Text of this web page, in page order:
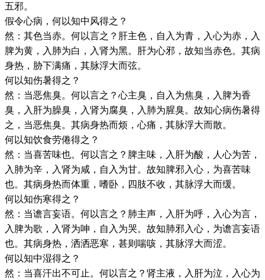
五邪。
假令心病，何以知中风得之？
然：其色当赤。何以言之？肝主色，自入为青，入心为赤，入
脾为黄，入肺为白，入肾为黑。肝为心邪，故知当赤色。其病
身热，胁下满痛，其脉浮大而弦。
何以知伤暑得之？
然：当恶焦臭。何以言之？心主臭，自入为焦臭，入脾为香
臭，入肝为臊臭，入肾为腐臭，入肺为腥臭。故知心病伤暑得
之，当恶焦臭。其病身热而烦，心痛，其脉浮大而散。
何以知饮食劳倦得之？
然：当喜苦味也。何以言之？脾主味，入肝为酸，人心为苦，
入肺为辛，入肾为咸，自入为甘。故知脾邪入心，为喜苦味
也。其病身热而体重，嗜卧，四肢不收，其脉浮大而缓。
何以知伤寒得之？
然：当谵言妄语。何以言之？肺主声，入肝为呼，入心为言，
入脾为歌，入肾为呻，自入为哭。故知肺邪入心，为谵言妄语
也。其病身热，洒洒恶寒，甚则喘咳，其脉浮大而涩。
何以知中湿得之？
然：当喜汗出不可止。何以言之？肾主液，入肝为泣，入心为